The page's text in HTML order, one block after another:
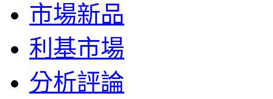
市場新品
利基市場
分析評論